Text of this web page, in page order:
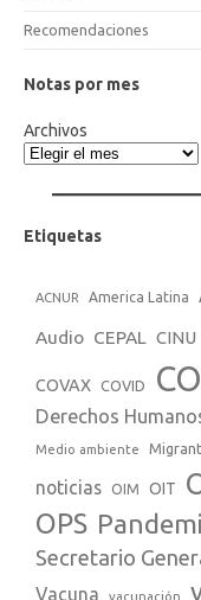
Recomendaciones
Notas por mes
Archivos
Etiquetas
ACNUR America Latina
Audio CEPAL CINU
COVAX COVID
Derechos
Medio ambiente
noticias OIM OIT
OPS
Secretario
Vacuna vacunación